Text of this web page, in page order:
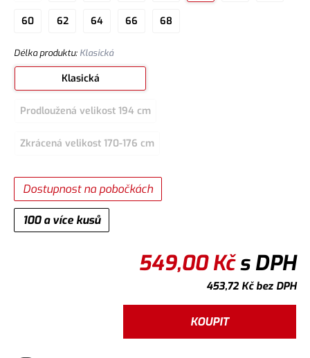
60 62 64 66 68
Délka produktu: Klasická
Klasická
Prodloužená velikost 194 cm
Zkrácená velikost 170-176 cm
100 a více kusů
Dostupnost na pobočkách
549,00Kčs DPH
453,72 Kčbez DPH
KOUPIT